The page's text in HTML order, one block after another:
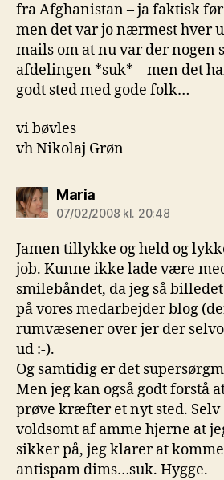
fra Afghanistan – ja faktisk
men det var jo nærmest hver
mails om at nu var der nogen
afdelingen *suk* – men det
godt sted med gode folk…
vi bøvles
vh Nikolaj Grøn
Mariasiger:
07/02/2008 kl. 20:48
Jamen tillykke og held og
job. Kunne ikke lade være
smilebåndet, da jeg så
på vores medarbejder blog
rumvæsener over jer der
ud :-).
Og samtidig er det
Men jeg kan også godt forstå
prøve kræfter et nyt sted. Selv
voldsomt af amme hjerne at
sikker på, jeg klarer at
antispam dims…suk. Hygge.